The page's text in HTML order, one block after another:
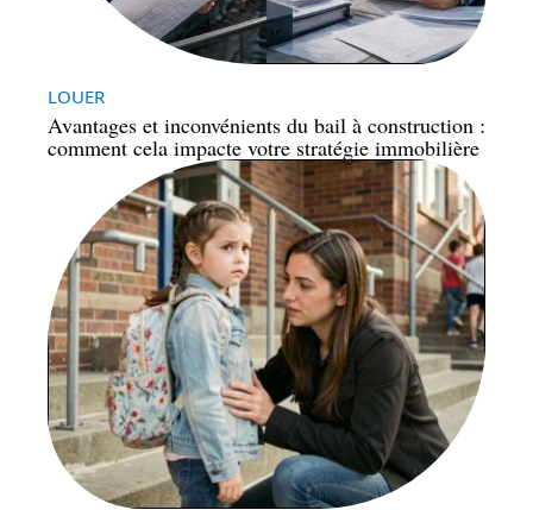
LOUER
Avantages et inconvénients du bail à construction :
comment cela impacte votre stratégie immobilière